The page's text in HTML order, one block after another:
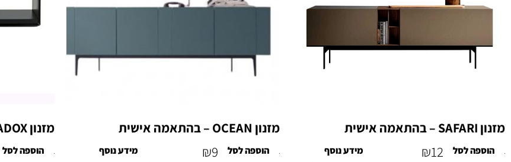
מזנון SAFARI – בהתאמה אישית
₪16,770
₪12,900הוספה לסל מידע נוסף
מזנון OCEAN – בהתאמה אישית
₪13,200
₪9,900הוספה לסל מידע נוסף
מזנון PARADOX
₪2,800
2,100
הוספה לסל